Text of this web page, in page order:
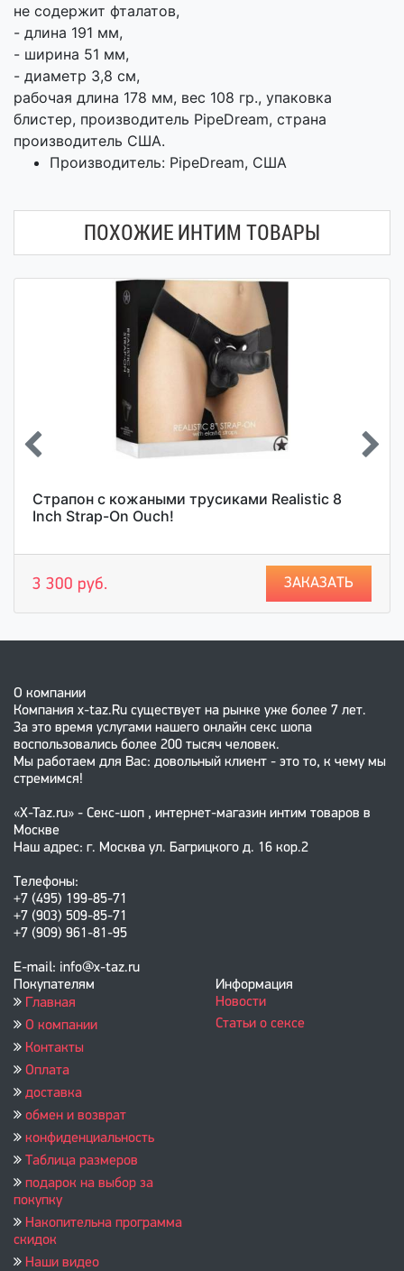
не содержит фталатов,
- длина 191 мм,
- ширина 51 мм,
- диаметр 3,8 см,
рабочая длина 178 мм, вес 108 гр., упаковка
блистер, производитель PipeDream, страна
производитель США.
Производитель: PipeDream, США
ПОХОЖИЕ ИНТИМ ТОВАРЫ
Страпон с кожаными трусиками Realistic 8
Inch Strap-On Ouch!
3 300 руб. ЗАКАЗАТЬ
О компании
Компания x-taz.Ru существует на рынке уже более 7 лет.
За это время услугами нашего онлайн секс шопа
воспользовались более 200 тысяч человек.
Мы работаем для Вас: довольный клиент - это то, к чему мы
стремимся!
«X-Taz.ru» - Секс-шоп , интернет-магазин интим товаров в
Москве
Наш адрес: г. Москва ул. Багрицкого д. 16 кор.2
Телефоны:
+7 (495) 199-85-71
+7 (903) 509-85-71
+7 (909) 961-81-95
E-mail: info@x-taz.ru
Покупателям
Главная
О компании
Контакты
Оплата
доставка
обмен и возврат
конфиденциальность
Таблица размеров
подарок на выбор за
покупку
Накопительна программа
скидок
Наши видео
Информация
Новости
Статьи о сексе